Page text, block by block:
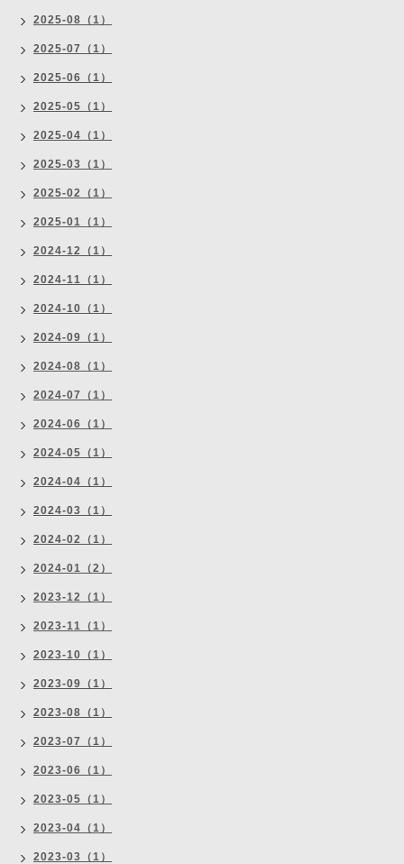
2025-08（1）
2025-07（1）
2025-06（1）
2025-05（1）
2025-04（1）
2025-03（1）
2025-02（1）
2025-01（1）
2024-12（1）
2024-11（1）
2024-10（1）
2024-09（1）
2024-08（1）
2024-07（1）
2024-06（1）
2024-05（1）
2024-04（1）
2024-03（1）
2024-02（1）
2024-01（2）
2023-12（1）
2023-11（1）
2023-10（1）
2023-09（1）
2023-08（1）
2023-07（1）
2023-06（1）
2023-05（1）
2023-04（1）
2023-03（1）